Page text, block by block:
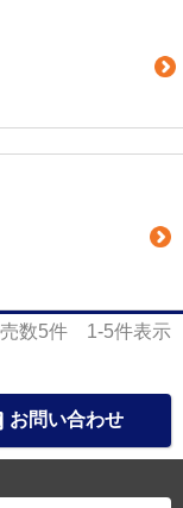
数5件 1-5件表示
お問い合わせ